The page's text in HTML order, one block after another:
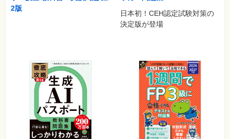
2版
日本初！CEH認定試験対策の
決定版が登場